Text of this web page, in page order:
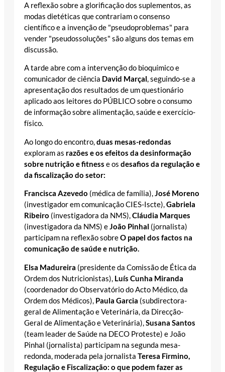
A reflexão sobre a glorificação dos suplementos, as
modas dietéticas que contrariam o consenso
científico e a invenção de "pseudoproblemas" para
vender "pseudossoluções" são alguns dos temas em
discussão.
A tarde abre com a intervenção do bioquímico e
comunicador de ciência David Marçal, seguindo-se a
apresentação dos resultados de um questionário
aplicado aos leitores do PÚBLICO sobre o consumo
de informação sobre alimentação, saúde e exercício-
físico.
Ao longo do encontro,duas mesas-redondas
exploram as razões e os efeitos da desinformação
sobre nutrição e fitness e os desafios da regulação e
da fiscalização do setor:
Francisca Azevedo (médica de família),José Moreno
(investigador em comunicação CIES-Iscte),Gabriela
Ribeiro (investigadora da NMS),Cláudia Marques
(investigadora da NMS) eJoão Pinhal (jornalista)
participam na reflexão sobreO papel dos factos na
comunicação de saúde e nutrição.
Elsa Madureira (presidente da Comissão de Ética da
Ordem dos Nutricionistas), Luís Cunha Miranda
(coordenador do Observatório do Acto Médico, da
Ordem dos Médicos), Paula Garcia (subdirectora-
geral de Alimentação e Veterinária, da Direcção-
Geral de Alimentação e Veterinária),Susana Santos
(team leader de Saúde na DECO Proteste) e João
Pinhal (jornalista) participam na segunda mesa-
redonda, moderada pela jornalista Teresa Firmino,
Regulação e Fiscalização: o que podem fazer as